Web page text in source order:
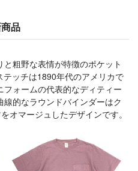
商品
粗野な表情が特徴のポケット
ッチは1890年代のアメリカで
ォームの代表的なディティー
的なラウンドバインダーはク
オマージュしたデザインです。